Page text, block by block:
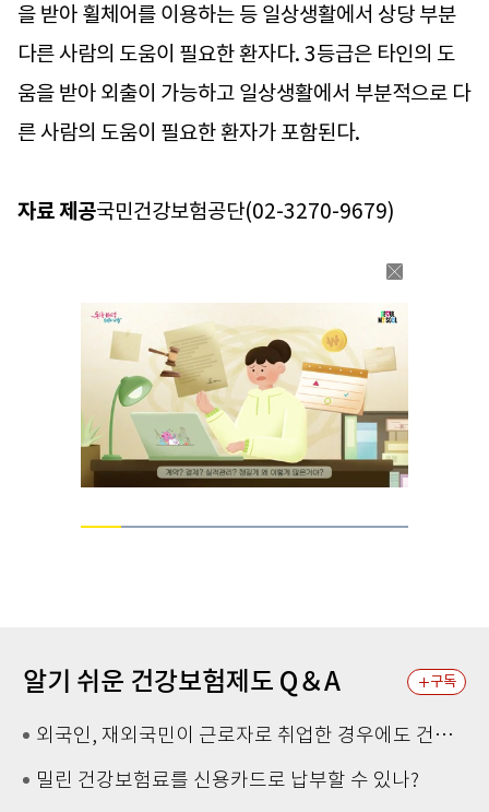
을 받아 휠체어를 이용하는 등 일상생활에서 상당 부분
다른 사람의 도움이 필요한 환자다. 3등급은 타인의 도
움을 받아 외출이 가능하고 일상생활에서 부분적으로 다
른 사람의 도움이 필요한 환자가 포함된다.
자료 제공국민건강보험공단(02-3270-9679)
Loaded:
알기 쉬운 건강보험제도 Q＆A 구독
외국인, 재외국민이 근로자로 취업한 경우에도 건강보험 가입을 해야 하나?
밀린 건강보험료를 신용카드로 납부할 수 있나?